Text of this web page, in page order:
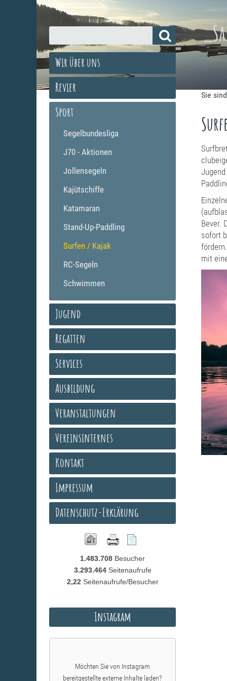
Sie
Bever.
sofort
mit
Wir über uns
Revier
Sport
Segelbundesliga
J70 - Aktionen
Jollensegeln
Kajütschiffe
Katamaran
Stand-Up-Paddling
Surfen / Kajak
RC-Segeln
Schwimmen
Jugend
Regatten
Services
Ausbildung
Veranstaltungen
Vereinsinternes
Kontakt
Impressum
Datenschutz-Erklärung
1.483.708 Besucher
3.293.464 Seitenaufrufe
2,22 Seitenaufrufe/Besucher
Instagram
Möchten Sie von Instagram
bereitgestellte externe Inhalte laden?